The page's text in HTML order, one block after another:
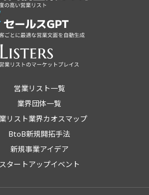
営業リスト一覧
業界団体一覧
リスト業界カオスマップ
BtoB新規開拓手法
新規事業アイデア
スタートアップイベント